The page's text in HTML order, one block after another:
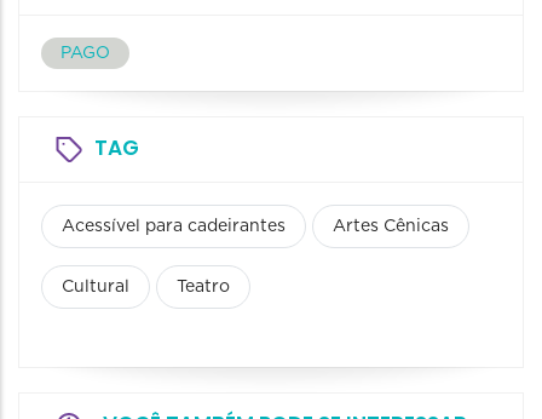
PAGO
TAG
Acessível para cadeirantes Artes Cênicas
Cultural Teatro